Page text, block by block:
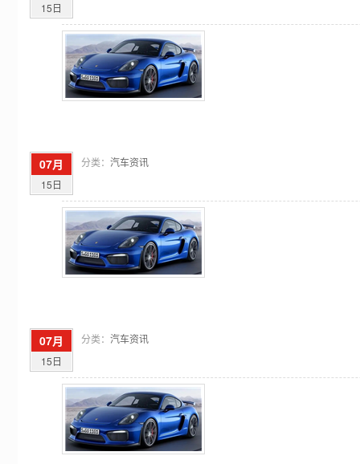
15日
07月
15日
分类： 汽车资讯
07月
15日
分类： 汽车资讯